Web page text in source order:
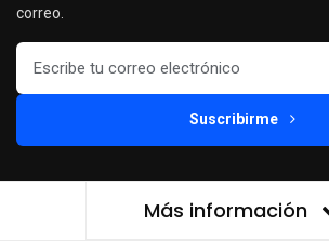
correo.
Suscribirme
Más información